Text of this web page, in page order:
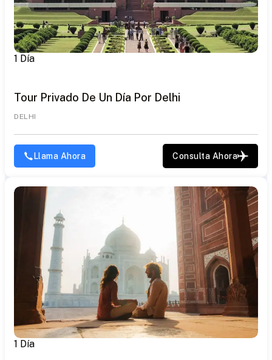
1 Día
Tour Privado De Un Día Por Delhi
DELHI
Llama Ahora Consulta Ahora
1 Día